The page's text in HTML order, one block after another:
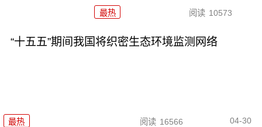
最热 阅读 10573
“十五五”期间我国将织密生态环境监测网络
最热 阅读 16566 04-30